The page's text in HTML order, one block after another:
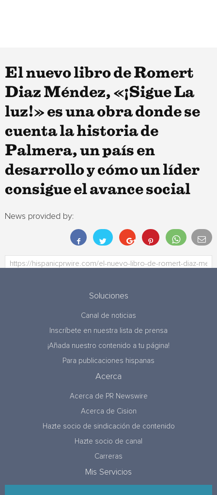
El nuevo libro de Romert
Diaz Méndez, «¡Sigue La
luz!» es una obra donde se
cuenta la historia de
Palmera, un país en
desarrollo y cómo un líder
consigue el avance social
News provided by:
Soluciones
Canal de noticias
Inscríbete en nuestra lista de prensa
¡Añada nuestro contenido a tu página!
Para publicaciones hispanas
Acerca
Acerca de PR Newswire
Acerca de Cision
Hazte socio de sindicación de contenido
Hazte socio de canal
Carreras
Mis Servicios